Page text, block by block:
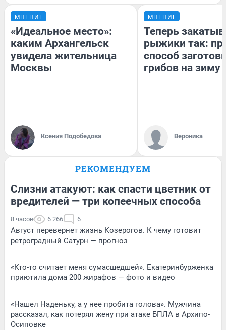
МНЕНИЕ
«Идеальное место»:
каким Архангельск
увидела жительница
Москвы
Ксения Подобедова
МНЕНИЕ
Теперь
рыжики так:
способ
грибов на зиму
Вероника
РЕКОМЕНДУЕМ
Слизни атакуют: как спасти цветник от
вредителей — три копеечных способа
8 часов 6 266 6
Август перевернет жизнь Козерогов. К чему готовит
ретроградный Сатурн — прогноз
«Кто-то считает меня сумасшедшей». Екатеринбурженка
приютила дома 200 жирафов — фото и видео
«Нашел Наденьку, а у нее пробита голова». Мужчина
рассказал, как потерял жену при атаке БПЛА в Архипо-
Осиповке